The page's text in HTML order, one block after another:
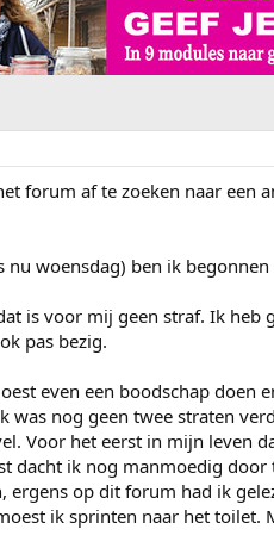
forum af te zoeken naar een
nu woensdag) ben ik
is voor mij geen straf. Ik heb
pas bezig.
even een boodschap doen
was nog geen twee straten
Voor het eerst in mijn leven
dacht ik nog manmoedig
ergens op dit forum had ik
ik sprinten naar het